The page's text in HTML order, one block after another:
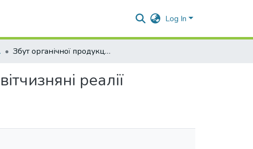
Log In
Збут органічної продукції: світова практика та вітчизняні реалії
реалії